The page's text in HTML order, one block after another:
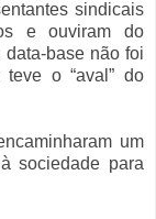
sindicais
e ouviram do
base não foi
o “aval” do
um
sociedade para